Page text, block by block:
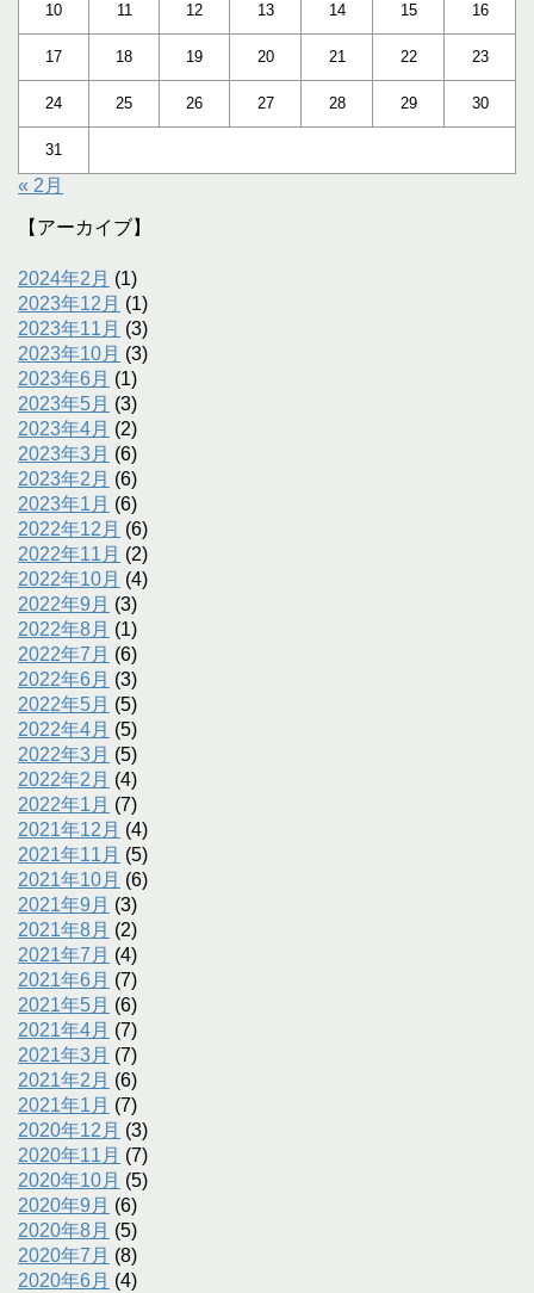
10 11 12 13 14 15 16
17 18 19 20 21 22 23
24 25 26 27 28 29 30
31
« 2月
【アーカイブ】
2024年2月 (1)
2023年12月 (1)
2023年11月 (3)
2023年10月 (3)
2023年6月 (1)
2023年5月 (3)
2023年4月 (2)
2023年3月 (6)
2023年2月 (6)
2023年1月 (6)
2022年12月 (6)
2022年11月 (2)
2022年10月 (4)
2022年9月 (3)
2022年8月 (1)
2022年7月 (6)
2022年6月 (3)
2022年5月 (5)
2022年4月 (5)
2022年3月 (5)
2022年2月 (4)
2022年1月 (7)
2021年12月 (4)
2021年11月 (5)
2021年10月 (6)
2021年9月 (3)
2021年8月 (2)
2021年7月 (4)
2021年6月 (7)
2021年5月 (6)
2021年4月 (7)
2021年3月 (7)
2021年2月 (6)
2021年1月 (7)
2020年12月 (3)
2020年11月 (7)
2020年10月 (5)
2020年9月 (6)
2020年8月 (5)
2020年7月 (8)
2020年6月 (4)